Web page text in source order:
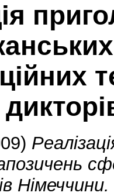
Німеччини.